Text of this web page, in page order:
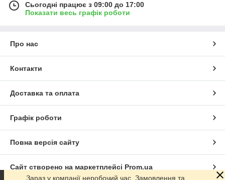
Сьогодні працює з 09:00 до 17:00
Показати весь графік роботи
Про нас
Контакти
Доставка та оплата
Графік роботи
Повна версія сайту
Сайт створено на маркетплейсі Prom.ua
Зараз у компанії неробочий час. Замовлення та